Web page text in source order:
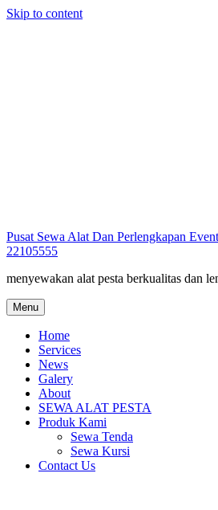
Skip to content
Pusat Sewa Alat Dan Perlengkapan
22105555
menyewakan alat pesta berkualitas dan
Menu
Home
Services
News
Galery
About
SEWA ALAT PESTA
Produk Kami
Sewa Tenda
Sewa Kursi
Contact Us